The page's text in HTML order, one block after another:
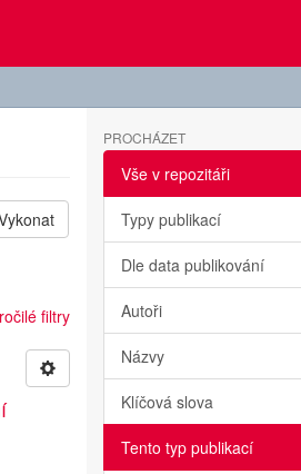
filtry
PROCHÁZET
Vše v repozitáři
Typy publikací
Dle data publikování
Autoři
Názvy
Klíčová slova
Tento typ publikací